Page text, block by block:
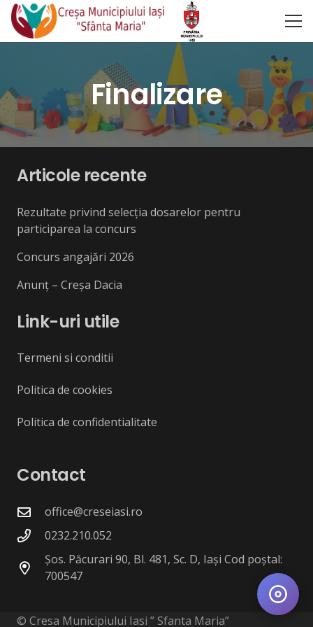
Finalizare
Articole recente
Rezultate privind selecția dosarelor pentru
participarea la concurs
Concurs angajări 2026
Anunț – Creșa Dacia
Link-uri utile
Termeni si conditii
Politica de cookies
Politica de confidentialitate
Contact
office@creseiasi.ro
0232.210.052
Șos. Păcurari 90, Bl. 481, Sc. D, Iași Cod poștal:
700547
© Cresa Municipiului Iasi ” Sfanta Maria”